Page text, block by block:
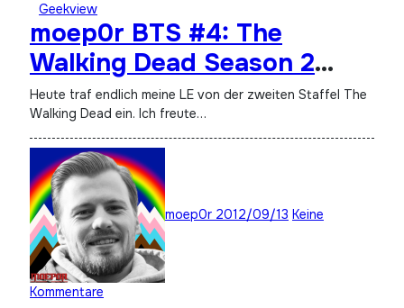
Geekview
moep0r BTS #4: The
Walking Dead Season 2
Limited Edition
Heute traf endlich meine LE von der zweiten Staffel The
Walking Dead ein. Ich freute…
moep0r 2012/09/13 Keine
Kommentare